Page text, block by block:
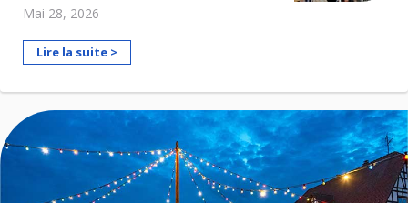
Mai 28, 2026
Lire la suite >